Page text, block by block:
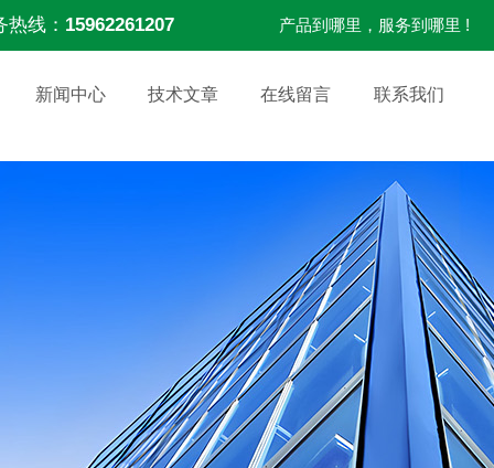
热线： 15962261207 产品到哪里，服务到哪里 !
新闻中心 技术文章 在线留言 联系我们